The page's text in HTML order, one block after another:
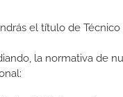
el título de
la normativa de